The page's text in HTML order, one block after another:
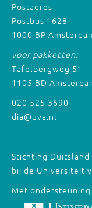
Postadres
Postbus 1628
1000 BP
voor pakketten:
Tafelbergweg 51
1105 BD
020 525 3690
dia@uva.nl
Stichting
bij de Universiteit
Met ondersteuning